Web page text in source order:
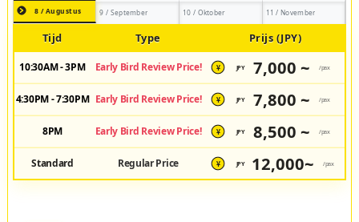
8 / Augustus 9 / September 10 / Oktober 11 / November
Tijd Type Prijs (JPY)
10:30AM - 3PM Early Bird Review Price! ¥ JPY 7,000 ~ /pax
4:30PM - 7:30PM Early Bird Review Price! ¥ JPY 7,800 ~ /pax
8PM Early Bird Review Price! ¥ JPY 8,500 ~ /pax
Standard Regular Price ¥ JPY 12,000~ /pax